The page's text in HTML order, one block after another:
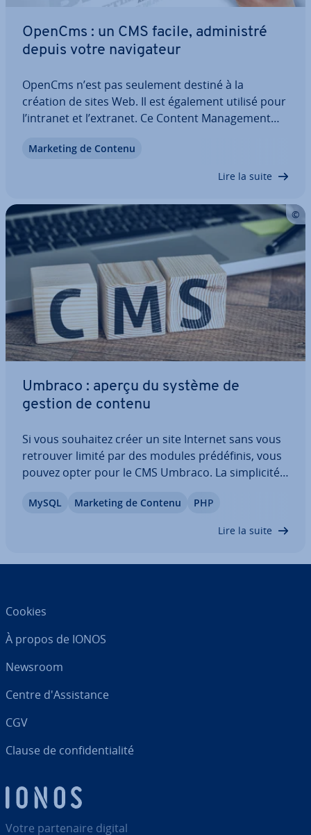
OpenCms : un CMS facile, ad­mi­nis­tré
depuis votre na­vi­ga­teur
OpenCms n’est pas seulement destiné à la
création de sites Web. Il est également utilisé pour
l’intranet et l’extranet. Ce Content Ma­na­ge­ment
large spectre de fonc­tion­na­li­tés. Découvrez-en
Marketing de Contenu
Lire la suite
Umbraco : aperçu du système de
gestion de contenu
Si vous souhaitez créer un site Internet sans vous
retrouver limité par des modules pré­dé­fi­nis, vous
pouvez opter pour le CMS Umbraco. La sim­pli­cité
nant de pos­si­bi­li­tés, en font un CMS de choix aussi
MySQL Marketing de Contenu PHP
Lire la suite
Votre par­te­naire digital
Cookies
À propos de IONOS
Newsroom
Centre d'As­sis­tance
CGV
Clause de con­fi­den­tia­lité